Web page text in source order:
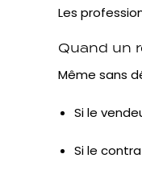
Les
Quand un
Même sans
Si le
Si le